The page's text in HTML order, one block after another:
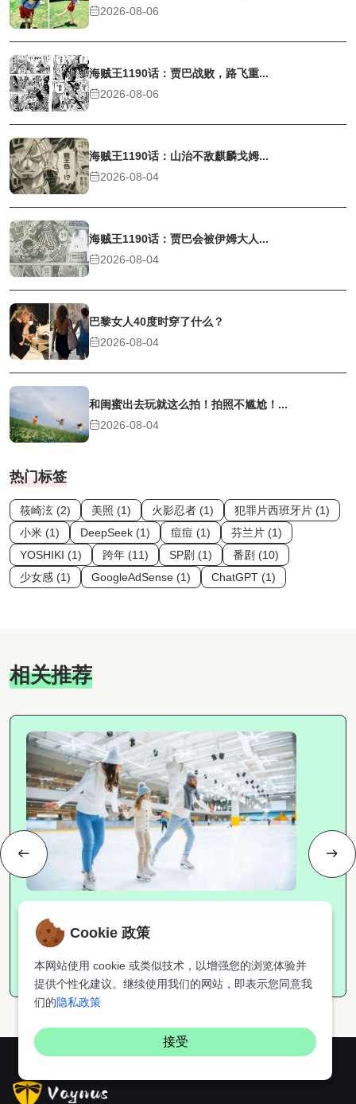
2026-08-06
海贼王1190话：贾巴战败，路飞重...
2026-08-06
海贼王1190话：山治不敌麒麟戈姆...
2026-08-04
海贼王1190话：贾巴会被伊姆大人...
2026-08-04
巴黎女人40度时穿了什么？
2026-08-04
和闺蜜出去玩就这么拍！拍照不尴尬！...
2026-08-04
热门标签
筱崎泫 (2) 美照 (1) 火影忍者 (1)
犯罪片西班牙片 (1)
小米 (1)
DeepSeek (1) 痘痘 (1)
芬兰片 (1)
YOSHIKI (1)
跨年 (11) SP剧 (1)
番剧 (10)
少女感 (1)
GoogleAdSense (1) ChatGPT (1)
相关推荐
湾区冬季限定浪漫：最值得...
小V 2026-01-12 2535
Cookie 政策
本网站使用 cookie 或类似技术，以增强您的浏览体验并
提供个性化建议。继续使用我们的网站，即表示您同意我
们的隐私政策
接受